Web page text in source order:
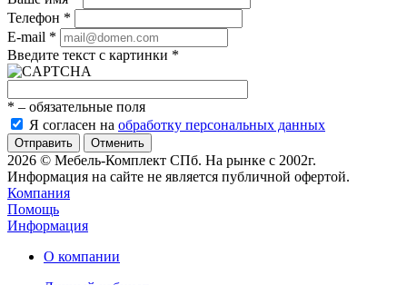
Телефон *
E-mail *
Введите текст с картинки *
* – обязательные поля
Я согласен на обработку персональных данных
Отменить
2026 © Мебель-Комплект СПб. На рынке с 2002г.
Информация на сайте не является публичной офертой.
Компания
Помощь
Информация
О компании